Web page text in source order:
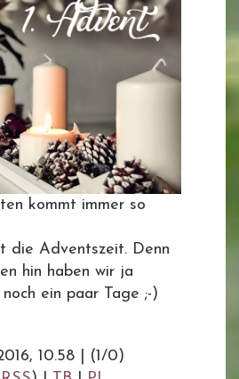
kommt immer so
die Adventszeit. Denn
hin haben wir ja
ein paar Tage ;-)
10.58
(1/0)